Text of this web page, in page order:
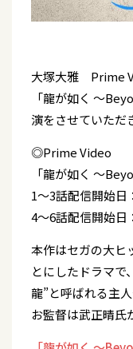
大塚大雅 Prime
「龍が如く ～
演をさせていただ
◎Prime Video
「龍が如く ～
1～3話配信開始日
4～6話配信開始日
本作はセガの大ヒ
とにしたドラマで
龍”と呼ばれる主
お監督は武正晴氏